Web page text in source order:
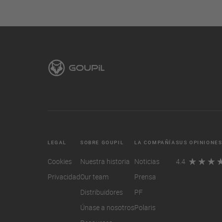
LEGAL
Cookies
Privacidad
SOBRE GOUPIL
Nuestra historia
Our team
Distribuidores
Únase a nosotros
LA COMPAÑÍA
Noticias
Prensa
PF
Polaris
SUS OPINIONES
4.4